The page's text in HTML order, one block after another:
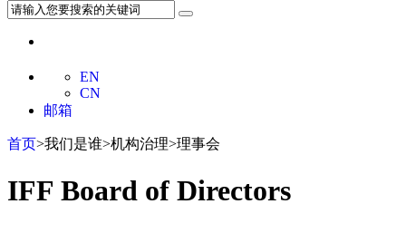
EN
CN
邮箱
首页>我们是谁>机构治理>理事会
IFF Board of Directors